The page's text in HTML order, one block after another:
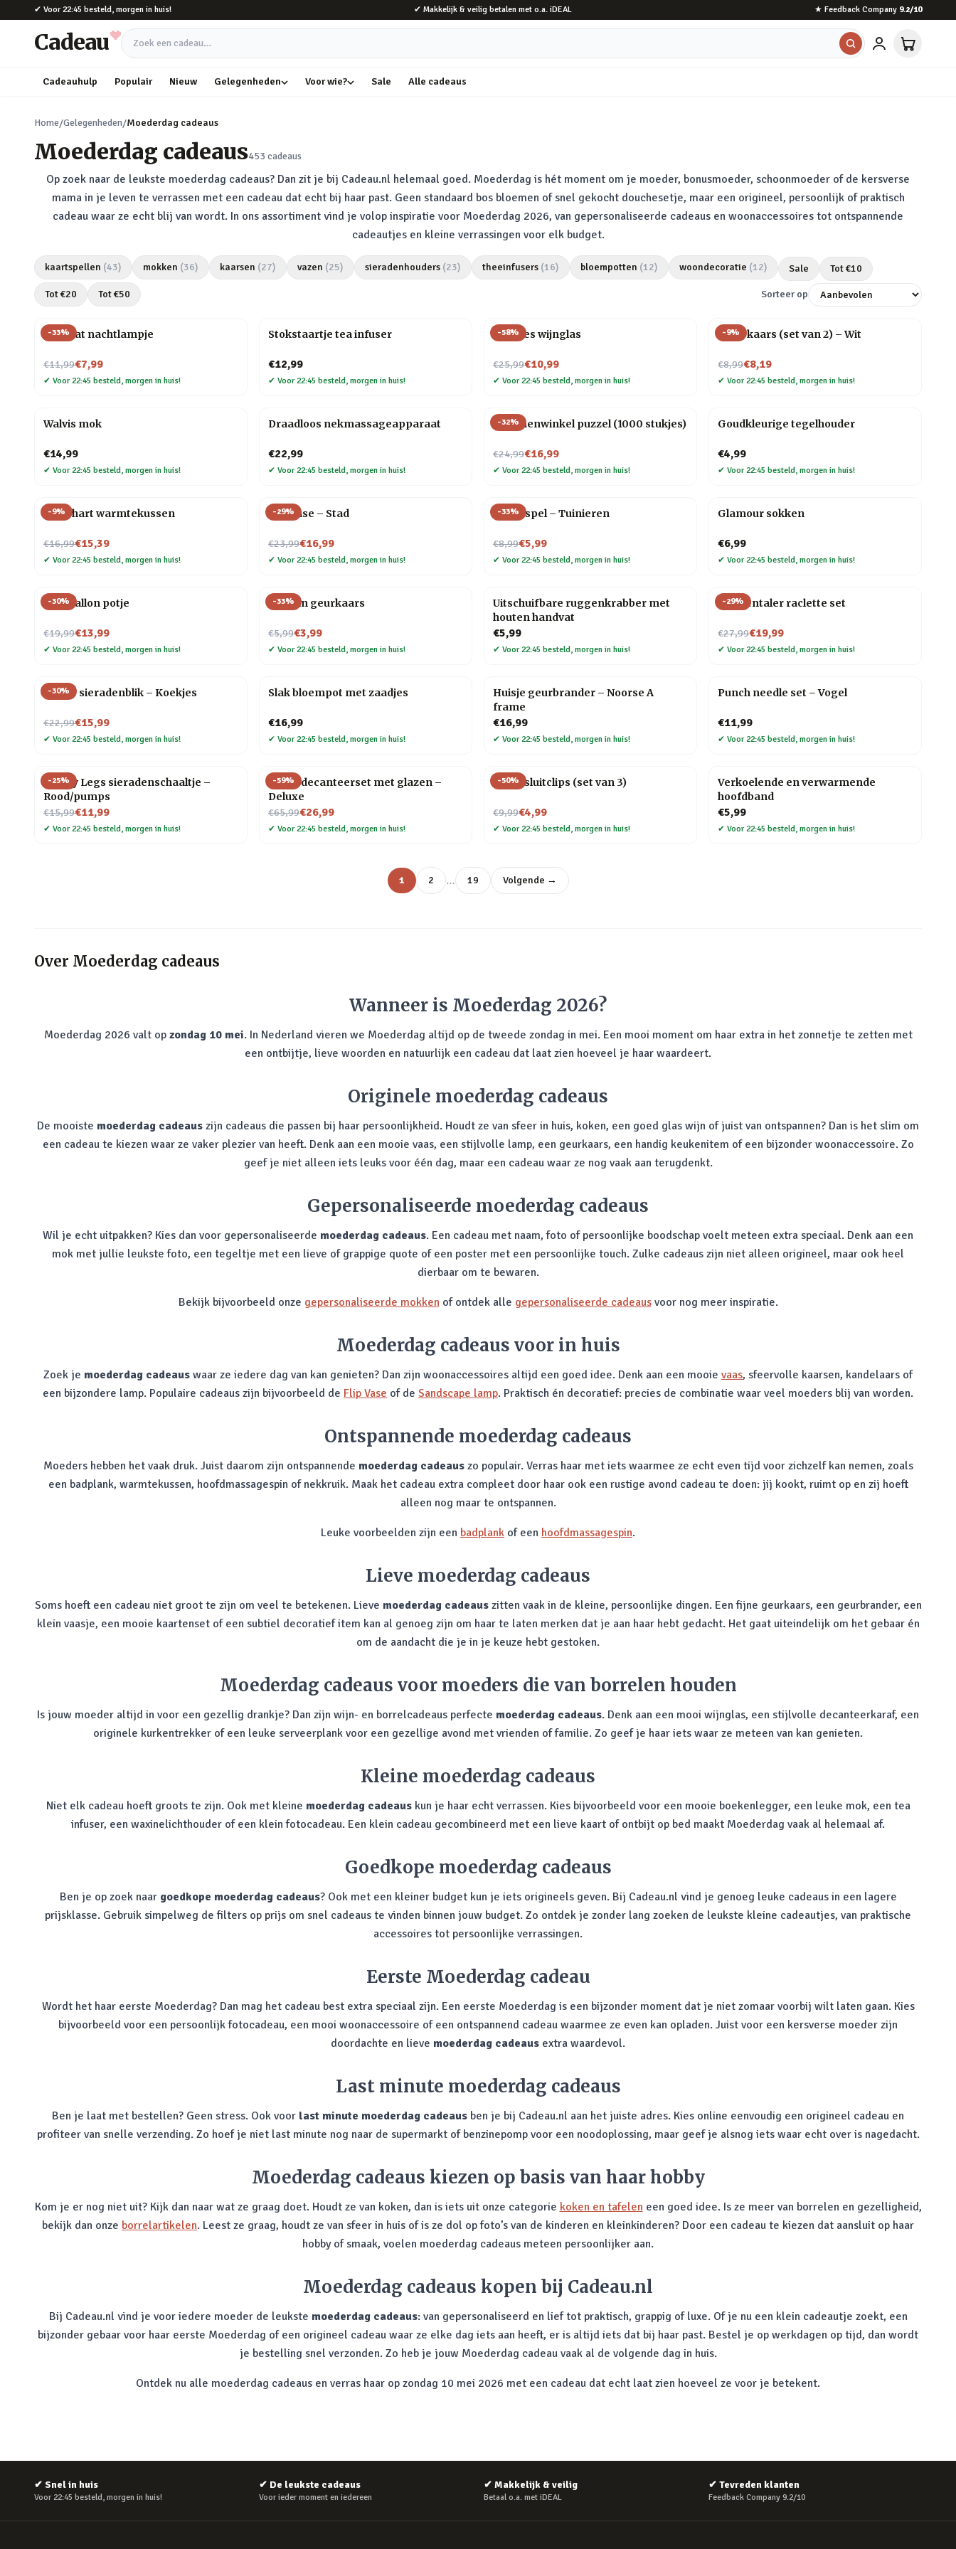
Naar hoofdinhoud
✔ Voor 22:45 besteld, morgen in huis! ✔ Makkelijk & veilig betalen met o.a. iDEAL ★ Feedback Company 9.2/10
Cadeau Zoek een cadeau
Cadeauhulp Populair Nieuw Gelegenheden Voor wie? Sale Alle cadeaus
Home/Gelegenheden/Moederdag cadeaus
Moederdag cadeaus453 cadeaus
Op zoek naar de leukste moederdag cadeaus? Dan zit je bij Cadeau.nl helemaal goed. Moederdag is hét moment om je moeder, bonusmoeder, schoonmoeder of de kersverse
mama in je leven te verrassen met een cadeau dat echt bij haar past. Geen standaard bos bloemen of snel gekocht douchesetje, maar een origineel, persoonlijk of praktisch
cadeau waar ze echt blij van wordt. In ons assortiment vind je volop inspiratie voor Moederdag 2026, van gepersonaliseerde cadeaus en woonaccessoires tot ontspannende
cadeautjes en kleine verrassingen voor elk budget.
kaartspellen (43) mokken (36) kaarsen (27) vazen (25) sieradenhouders (23) theeinfusers (16) bloempotten (12) woondecoratie (12) Sale Tot €10
Tot €20 Tot €50 Sorteer op
-33%
Mini kat nachtlampje
€11,99
Nu voor€7,99
✔ Voor 22:45 besteld, morgen in huis!
Stokstaartje tea infuser
€12,99
✔ Voor 22:45 besteld, morgen in huis!
-58%
Wijnfles wijnglas
€25,99
Nu voor€10,99
✔ Voor 22:45 besteld, morgen in huis!
-9%
Druipkaars (set van 2) – Wit
€8,99
Nu voor€8,19
✔ Voor 22:45 besteld, morgen in huis!
Walvis mok
€14,99
✔ Voor 22:45 besteld, morgen in huis!
Draadloos nekmassageapparaat
€22,99
✔ Voor 22:45 besteld, morgen in huis!
-32%
Bloemenwinkel puzzel (1000 stukjes)
€24,99
Nu voor€16,99
✔ Voor 22:45 besteld, morgen in huis!
Goudkleurige tegelhouder
€4,99
✔ Voor 22:45 besteld, morgen in huis!
-9%
Rood hart warmtekussen
€16,99
Nu voor€15,39
✔ Voor 22:45 besteld, morgen in huis!
-29%
Flip Vase – Stad
€23,99
Nu voor€16,99
✔ Voor 22:45 besteld, morgen in huis!
-33%
Trivia spel – Tuinieren
€8,99
Nu voor€5,99
✔ Voor 22:45 besteld, morgen in huis!
Glamour sokken
€6,99
✔ Voor 22:45 besteld, morgen in huis!
-30%
Blije ballon potje
€19,99
Nu voor€13,99
✔ Voor 22:45 besteld, morgen in huis!
-33%
Oceaan geurkaars
€5,99
Nu voor€3,99
✔ Voor 22:45 besteld, morgen in huis!
Uitschuifbare ruggenkrabber met
houten handvat
€5,99
✔ Voor 22:45 besteld, morgen in huis!
-29%
Emmentaler raclette set
€27,99
Nu voor€19,99
✔ Voor 22:45 besteld, morgen in huis!
-30%
Snoep sieradenblik – Koekjes
€22,99
Nu voor€15,99
✔ Voor 22:45 besteld, morgen in huis!
Slak bloempot met zaadjes
€16,99
✔ Voor 22:45 besteld, morgen in huis!
Huisje geurbrander – Noorse A
frame
€16,99
✔ Voor 22:45 besteld, morgen in huis!
Punch needle set – Vogel
€11,99
✔ Voor 22:45 besteld, morgen in huis!
-25%
Happy Legs sieradenschaaltje –
Rood/pumps
€15,99
Nu voor€11,99
✔ Voor 22:45 besteld, morgen in huis!
-59%
Globe decanteerset met glazen –
Deluxe
€65,99
Nu voor€26,99
✔ Voor 22:45 besteld, morgen in huis!
-50%
Kat afsluitclips (set van 3)
€9,99
Nu voor€4,99
✔ Voor 22:45 besteld, morgen in huis!
Verkoelende en verwarmende
hoofdband
€5,99
✔ Voor 22:45 besteld, morgen in huis!
1 2 … 19 Volgende →
Over Moederdag cadeaus
Wanneer is Moederdag 2026?
Moederdag 2026 valt op zondag 10 mei. In Nederland vieren we Moederdag altijd op de tweede zondag in mei. Een mooi moment om haar extra in het zonnetje te zetten met
een ontbijtje, lieve woorden en natuurlijk een cadeau dat laat zien hoeveel je haar waardeert.
Originele moederdag cadeaus
De mooiste moederdag cadeaus zijn cadeaus die passen bij haar persoonlijkheid. Houdt ze van sfeer in huis, koken, een goed glas wijn of juist van ontspannen? Dan is het slim om
een cadeau te kiezen waar ze vaker plezier van heeft. Denk aan een mooie vaas, een stijlvolle lamp, een geurkaars, een handig keukenitem of een bijzonder woonaccessoire. Zo
geef je niet alleen iets leuks voor één dag, maar een cadeau waar ze nog vaak aan terugdenkt.
Gepersonaliseerde moederdag cadeaus
Wil je echt uitpakken? Kies dan voor gepersonaliseerde moederdag cadeaus. Een cadeau met naam, foto of persoonlijke boodschap voelt meteen extra speciaal. Denk aan een
mok met jullie leukste foto, een tegeltje met een lieve of grappige quote of een poster met een persoonlijke touch. Zulke cadeaus zijn niet alleen origineel, maar ook heel
dierbaar om te bewaren.
Bekijk bijvoorbeeld onze gepersonaliseerde mokken of ontdek alle gepersonaliseerde cadeausvoor nog meer inspiratie.
Moederdag cadeaus voor in huis
Zoek je moederdag cadeaus waar ze iedere dag van kan genieten? Dan zijn woonaccessoires altijd een goed idee. Denk aan een mooie vaas, sfeervolle kaarsen, kandelaars of
een bijzondere lamp. Populaire cadeaus zijn bijvoorbeeld de Flip Vase of de Sandscape lamp. Praktisch én decoratief: precies de combinatie waar veel moeders blij van worden.
Ontspannende moederdag cadeaus
Moeders hebben het vaak druk. Juist daarom zijn ontspannende moederdag cadeauszo populair. Verras haar met iets waarmee ze echt even tijd voor zichzelf kan nemen, zoals
een badplank, warmtekussen, hoofdmassagespin of nekkruik. Maak het cadeau extra compleet door haar ook een rustige avond cadeau te doen: jij kookt, ruimt op en zij hoeft
alleen nog maar te ontspannen.
Leuke voorbeelden zijn een badplank of een hoofdmassagespin.
Lieve moederdag cadeaus
Soms hoeft een cadeau niet groot te zijn om veel te betekenen. Lieve moederdag cadeauszitten vaak in de kleine, persoonlijke dingen. Een fijne geurkaars, een geurbrander, een
klein vaasje, een mooie kaartenset of een subtiel decoratief item kan al genoeg zijn om haar te laten merken dat je aan haar hebt gedacht. Het gaat uiteindelijk om het gebaar én
om de aandacht die je in je keuze hebt gestoken.
Moederdag cadeaus voor moeders die van borrelen houden
Is jouw moeder altijd in voor een gezellig drankje? Dan zijn wijn- en borrelcadeaus perfecte moederdag cadeaus. Denk aan een mooi wijnglas, een stijlvolle decanteerkaraf, een
originele kurkentrekker of een leuke serveerplank voor een gezellige avond met vrienden of familie. Zo geef je haar iets waar ze meteen van kan genieten.
Kleine moederdag cadeaus
Niet elk cadeau hoeft groots te zijn. Ook met kleine moederdag cadeauskun je haar echt verrassen. Kies bijvoorbeeld voor een mooie boekenlegger, een leuke mok, een tea
infuser, een waxinelichthouder of een klein fotocadeau. Een klein cadeau gecombineerd met een lieve kaart of ontbijt op bed maakt Moederdag vaak al helemaal af.
Goedkope moederdag cadeaus
Ben je op zoek naar goedkope moederdag cadeaus? Ook met een kleiner budget kun je iets origineels geven. Bij Cadeau.nl vind je genoeg leuke cadeaus in een lagere
prijsklasse. Gebruik simpelweg de filters op prijs om snel cadeaus te vinden binnen jouw budget. Zo ontdek je zonder lang zoeken de leukste kleine cadeautjes, van praktische
accessoires tot persoonlijke verrassingen.
Eerste Moederdag cadeau
Wordt het haar eerste Moederdag? Dan mag het cadeau best extra speciaal zijn. Een eerste Moederdag is een bijzonder moment dat je niet zomaar voorbij wilt laten gaan. Kies
bijvoorbeeld voor een persoonlijk fotocadeau, een mooi woonaccessoire of een ontspannend cadeau waarmee ze even kan opladen. Juist voor een kersverse moeder zijn
doordachte en lieve moederdag cadeaus extra waardevol.
Last minute moederdag cadeaus
Ben je laat met bestellen? Geen stress. Ook voor last minute moederdag cadeaus ben je bij Cadeau.nl aan het juiste adres. Kies online eenvoudig een origineel cadeau en
profiteer van snelle verzending. Zo hoef je niet last minute nog naar de supermarkt of benzinepomp voor een noodoplossing, maar geef je alsnog iets waar echt over is nagedacht.
Moederdag cadeaus kiezen op basis van haar hobby
Kom je er nog niet uit? Kijk dan naar wat ze graag doet. Houdt ze van koken, dan is iets uit onze categorie koken en tafelen een goed idee. Is ze meer van borrelen en gezelligheid,
bekijk dan onze borrelartikelen. Leest ze graag, houdt ze van sfeer in huis of is ze dol op foto’s van de kinderen en kleinkinderen? Door een cadeau te kiezen dat aansluit op haar
hobby of smaak, voelen moederdag cadeaus meteen persoonlijker aan.
Moederdag cadeaus kopen bij Cadeau.nl
Bij Cadeau.nl vind je voor iedere moeder de leukste moederdag cadeaus: van gepersonaliseerd en lief tot praktisch, grappig of luxe. Of je nu een klein cadeautje zoekt, een
bijzonder gebaar voor haar eerste Moederdag of een origineel cadeau waar ze elke dag iets aan heeft, er is altijd iets dat bij haar past. Bestel je op werkdagen op tijd, dan wordt
je bestelling snel verzonden. Zo heb je jouw Moederdag cadeau vaak al de volgende dag in huis.
Ontdek nu alle moederdag cadeaus en verras haar op zondag 10 mei 2026 met een cadeau dat echt laat zien hoeveel ze voor je betekent.
✔ Snel in huis
Voor 22:45 besteld, morgen in huis!
✔ De leukste cadeaus
Voor ieder moment en iedereen
✔ Makkelijk & veilig
Betaal o.a. met iDEAL
✔ Tevreden klanten
Feedback Company 9.2/10